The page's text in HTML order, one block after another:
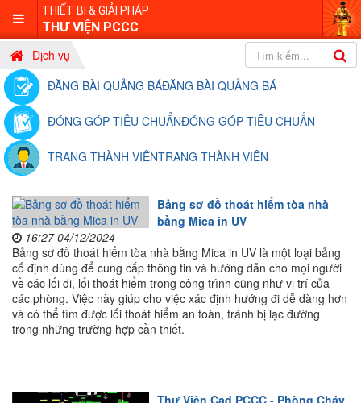
THIẾT BỊ & GIẢI PHÁP
THƯ VIỆN PCCC
Dịch vụ
ĐĂNG BÀI QUẢNG BÁĐĂNG BÀI QUẢNG BÁ
ĐÓNG GÓP TIÊU CHUẨNĐÓNG GÓP TIÊU CHUẨN
TRANG THÀNH VIÊNTRANG THÀNH VIÊN
Bảng sơ đồ thoát hiểm tòa nhà
bằng Mica in UV
16:27 04/12/2024
Bảng sơ đồ thoát hiểm tòa nhà bằng Mica in UV là một loại bảng
cố định dùng để cung cấp thông tin và hướng dẫn cho mọi người
về các lối đi, lối thoát hiểm trong công trình cũng như vị trí của
các phòng. Việc này giúp cho việc xác định hướng đi dễ dàng hơn
và có thể tìm được lối thoát hiểm an toàn, tránh bị lạc đường
trong những trường hợp cần thiết.
Thư Viện Cad PCCC - Phòng Cháy